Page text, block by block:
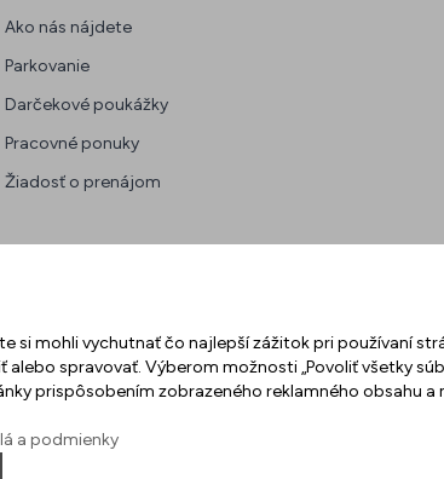
si mohli vychutnať čo najlepší zážitok pri používaní
spravovať. Výberom možnosti „Povoliť všetky
prispôsobením zobrazeného reklamného obsahu
a podmienky
Ako nás nájdete
Parkovanie
Darčekové poukážky
Pracovné ponuky
Žiadosť o prenájom